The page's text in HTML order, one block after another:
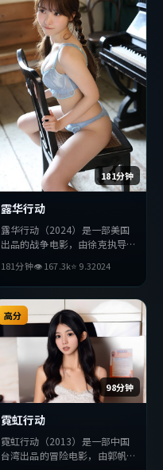
181分钟
露华行动
露华行动（2024）是一部美国
出品的战争电影，由徐克执导，
演。影片在叙事与视听上力求突
破，探讨人性与抉择，节奏张弛
有度，适合喜欢该类型的观众完
整观看。
181分钟👁167.3k⭐ 9.32024
98分钟
高分
霓虹行动
霓虹行动（2013）是一部中国
台湾出品的冒险电影，由郭帆执